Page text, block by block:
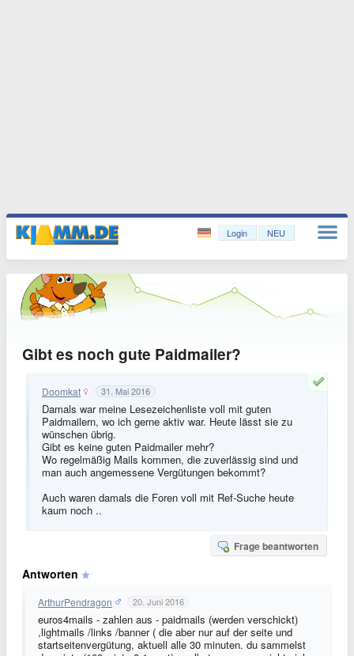
Login NEU
Gibt es noch gute Paidmailer?
Doomkat 31. Mai 2016
Damals war meine Lesezeichenliste voll mit guten
Paidmailern, wo ich gerne aktiv war. Heute lässt sie zu
wünschen übrig.
Gibt es keine guten Paidmailer mehr?
Wo regelmäßig Mails kommen, die zuverlässig sind und
man auch angemessene Vergütungen bekommt?
Auch waren damals die Foren voll mit Ref-Suche heute
kaum noch ..
Frage beantworten
Antworten
ArthurPendragon 20. Juni 2016
euros4mails - zahlen aus - paidmails (werden verschickt)
,lightmails /links /banner ( die aber nur auf der seite und
startseitenvergütung, aktuell alle 30 minuten. du sammelst